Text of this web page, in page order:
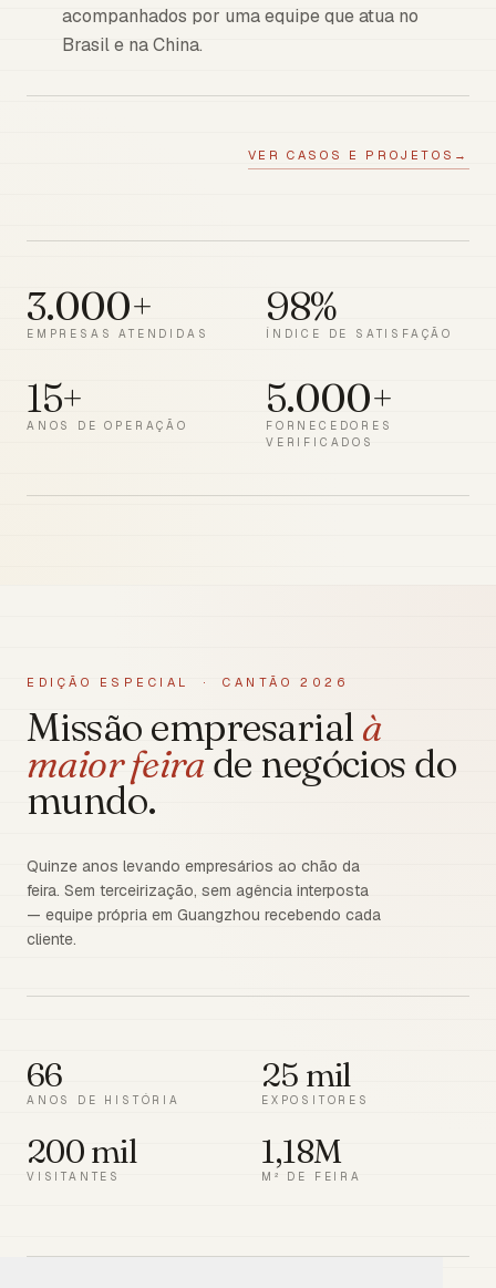
acompanhados por uma equipe que atua no
Brasil e na China.
VER CASOS E PROJETOS →
3.000+
EMPRESAS ATENDIDAS
98%
ÍNDICE DE SATISFAÇÃO
15+
ANOS DE OPERAÇÃO
5.000+
FORNECEDORES
VERIFICADOS
EDIÇÃO ESPECIAL · CANTÃO 2026
Missão empresarial à
maior feirade negócios do
mundo.
Quinze anos levando empresários ao chão da
feira. Sem terceirização, sem agência interposta
— equipe própria em Guangzhou recebendo cada
cliente.
66
ANOS DE HISTÓRIA
25 mil
EXPOSITORES
200 mil
VISITANTES
1,18M
M² DE FEIRA